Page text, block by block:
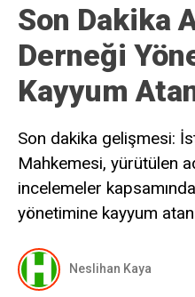
Son Dakika
Derneği
Kayyum
Son dakika gelişmesi:
Mahkemesi, yürütülen
incelemeler
yönetimine kayyum
Neslihan Kaya